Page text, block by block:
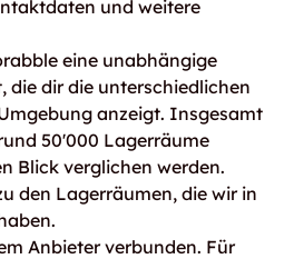
und weitere
eine unabhängige
die dir die unterschiedlichen
anzeigt. Insgesamt
50'000 Lagerräume
Blick verglichen werden.
den Lagerräumen, die wir in
Anbieter verbunden. Für